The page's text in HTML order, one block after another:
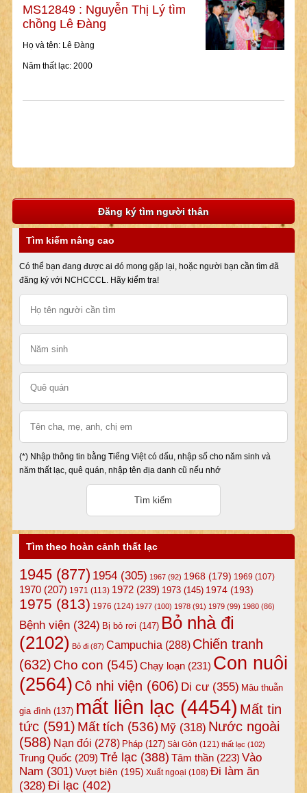
MS12849 : Nguyễn Thị Lý tìm
chồng Lê Đàng
Họ và tên: Lê Đàng
Năm thất lạc: 2000
Đăng ký tìm người thân
Tìm kiếm nâng cao
Có thể bạn đang được ai đó mong gặp lại, hoặc người bạn cần tìm đã
đăng ký với NCHCCCL. Hãy kiểm tra!
(*) Nhập thông tin bằng Tiếng Việt có dấu, nhập số cho năm sinh và
năm thất lạc, quê quán, nhập tên địa danh cũ nếu nhớ
Tìm theo hoàn cảnh thất lạc
1945(877) 1954(305) 1967(92) 1968(179) 1969 (107)
1970(207) 1971 (113) 1972(239) 1973(145) 1974(193)
1975 (813) 1976 (124) 1977(100) 1978(91) 1979(99) 1980(86)
Bệnh viện(324) Bị bỏ rơi (147) Bỏ nhà đi
(2102) Bỏ đi(87) Campuchia (288) Chiến tranh
(632) Cho con (545)Chạy loạn(231) Con nuôi
(2564) Cô nhi viện (606) Di cư(355) Mâu thuẫn
gia đình(137) mất liên lạc (4454) Mất tin
tức(591) Mất tích (536) Mỹ(318) Nước ngoài
(588) Nạn đói (278) Pháp(127) Sài Gòn (121) thất lạc (102)
Trung Quốc (209) Trẻ lạc(388) Tâm thần(223) Vào
Nam (301) Vượt biên (195) Xuất ngoại (108) Đi làm ăn
(328) Đi lạc(402)